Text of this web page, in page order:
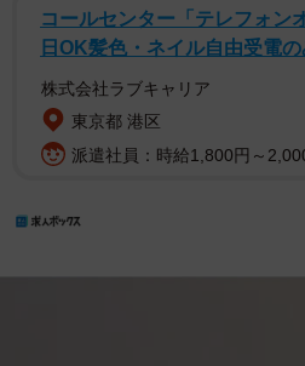
コールセンター「テレフォン
日OK髪色・ネイル自由受電
株式会社ラブキャリア
東京都 港区
派遣社員：時給1,800円～